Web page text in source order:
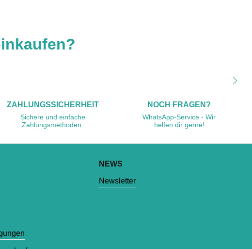
ZAHLUNGSSICHERHEIT
Sichere und einfache
Zahlungsmethoden.
NOCH FRAGEN?
WhatsApp-Service - Wir
helfen dir gerne!
NEWS
Newsletter